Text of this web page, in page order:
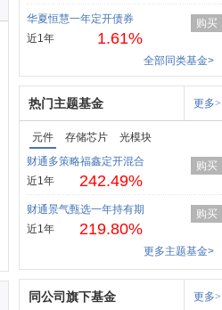
华夏恒慧一年定开债券
近1年
1.61%
购买
全部同类基金>
热门主题基金 更多>
元件 存储芯片
光模块
财通多策略福鑫定开混合
近1年
242.49%
购买
财通景气甄选一年持有期
近1年
219.80%
购买
更多主题基金>
同公司旗下基金 更多>